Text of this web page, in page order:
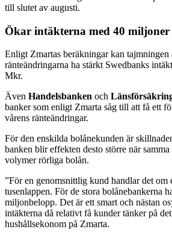
till slutet av augusti.
Ökar intäkterna med 40 miljoner
Enligt Zmartas beräkningar kan tajmningen
ränteändringarna ha stärkt Swedbanks
Mkr.
Även Handelsbanken och
banker som enligt Zmarta såg till att få ett
vårens ränteändringar.
För den enskilda bolånekunden är
banken blir effekten desto större när
volymer rörliga bolån.
”För en genomsnittlig kund handlar det om
tusenlappen. För de stora bolånebankerna
miljonbelopp. Det är ett smart och nästan
intäkterna då relativt få kunder tänker på
hushållsekonom på Zmarta.